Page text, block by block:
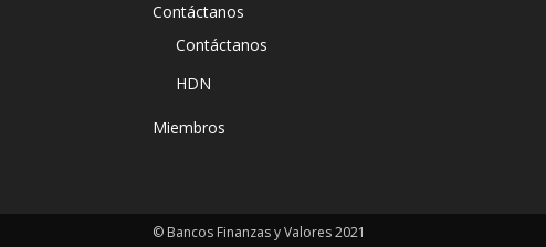
Contáctanos
Contáctanos
HDN
Miembros
© Bancos Finanzas y Valores 2021